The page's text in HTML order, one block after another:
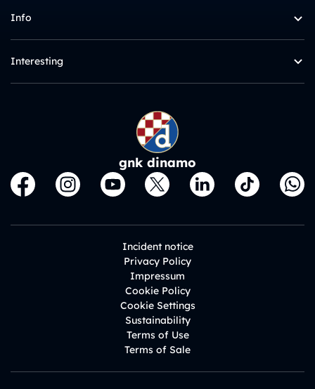
Info
Interesting
gnk dinamo
Incident notice
Privacy Policy
Impressum
Cookie Policy
Cookie Settings
Sustainability
Terms of Use
Terms of Sale